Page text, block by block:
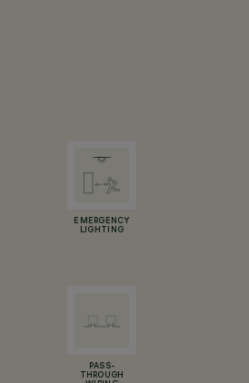
EMERGENCY
LIGHTING
PASS-
THROUGH